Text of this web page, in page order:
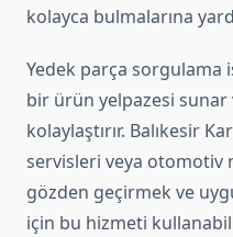
kolayca bulmalarına
Yedek parça sorgulama
bir ürün yelpazesi sunar
kolaylaştırır. Balıkesir
servisleri veya otomotiv
gözden geçirmek ve
için bu hizmeti